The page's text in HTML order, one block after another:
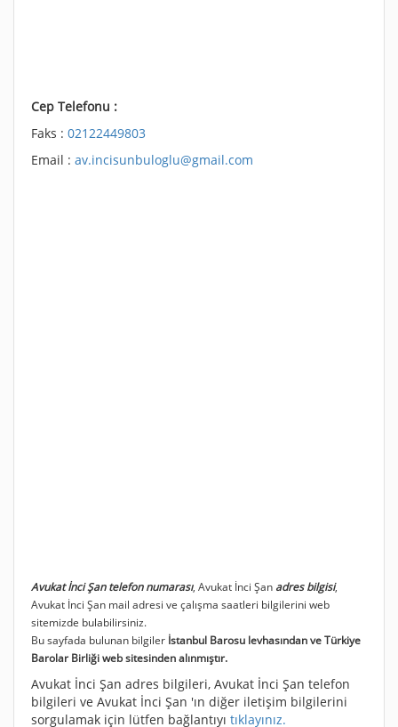
Cep Telefonu :
Faks : 02122449803
Email : av.incisunbuloglu@gmail.com
Avukat İnci Şan telefon numarası, Avukat İnci Şan adres bilgisi,
Avukat İnci Şan mail adresi ve çalışma saatleri bilgilerini web
sitemizde bulabilirsiniz.
Bu sayfada bulunan bilgiler İstanbul Barosu levhasından ve Türkiye
Barolar Birliği web sitesinden alınmıştır.
Avukat İnci Şan adres bilgileri, Avukat İnci Şan telefon
bilgileri ve Avukat İnci Şan 'ın diğer iletişim bilgilerini
sorgulamak için lütfen bağlantıyı tıklayınız.